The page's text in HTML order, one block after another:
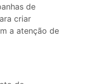
de
criar
a atenção de